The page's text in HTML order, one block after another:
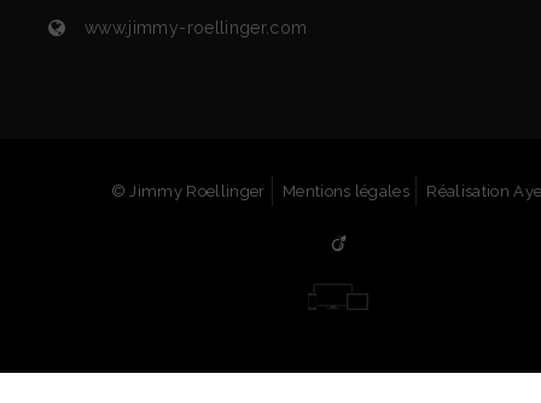
www.jimmy-roellinger.com
© Jimmy Roellinger Mentions légales Réalisation